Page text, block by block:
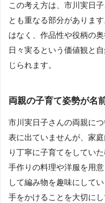
この考え方は、市川実日
とも重なる部分がありま
はなく、作品性や役柄の
日々実るという価値観と
じられます。
両親の子育て姿勢が名
市川実日子さんの両親に
表に出ていませんが、家
り丁寧に子育てをしてい
手作りの料理や洋服を用
して編み物を趣味にして
手をかけることを大切に